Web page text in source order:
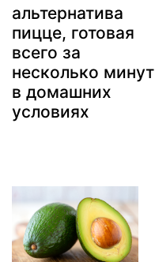
альтернатива
пицце, готовая
всего за
несколько минут
в домашних
условиях